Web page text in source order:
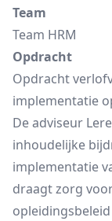
Team
Team HRM
Opdracht
Opdracht
implementatie
De adviseur
inhoudelijke
implementatie
draagt zorg